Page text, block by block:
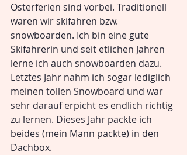
Osterferien sind vorbei. Traditionell
waren wir skifahren bzw.
snowboarden. Ich bin eine gute
Skifahrerin und seit etlichen Jahren
lerne ich auch snowboarden dazu.
Letztes Jahr nahm ich sogar lediglich
meinen tollen Snowboard und war
sehr darauf erpicht es endlich richtig
zu lernen. Dieses Jahr packte ich
beides (mein Mann packte) in den
Dachbox.